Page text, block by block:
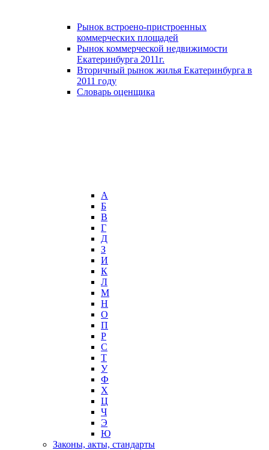
Рынок встроено-пристроенных
коммерческих площадей
Рынок коммерческой недвижимости
Екатеринбурга 2011г.
Вторичный рынок жилья Екатеринбурга в
2011 году
Словарь оценщика
А
Б
В
Г
Д
З
И
К
Л
М
Н
О
П
Р
С
Т
У
Ф
Х
Ц
Ч
Э
Ю
Законы, акты, стандарты